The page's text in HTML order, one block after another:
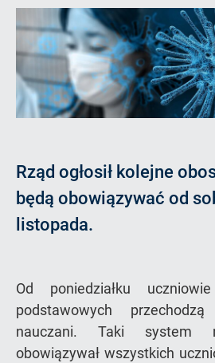
Rząd ogłosił kolejne
będą obowiązywać od
listopada.
Od poniedziałku
podstawowych
nauczani. Taki system
obowiązywał wszystkich